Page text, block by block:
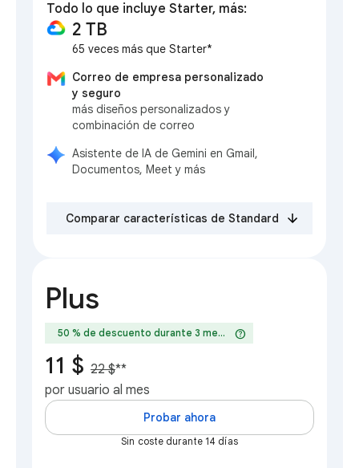
Todo lo que incluye Starter, más:
2 TB
65 veces más que Starter*
Correo de empresa personalizado
y seguro
más diseños personalizados y
combinación de correo
Asistente de IA de Gemini en Gmail,
Documentos, Meet y más
Comparar características de Standard
Plus
50 % de descuento durante 3 meseshelp
11 $ 22 $**
por usuario al mes
Probar ahora
Sin coste durante 14 días